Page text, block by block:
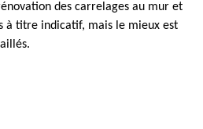
des carrelages au mur et
à titre indicatif, mais le mieux est